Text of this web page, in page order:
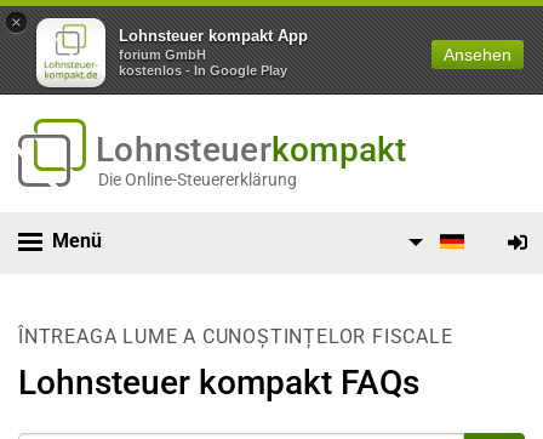
×
Lohnsteuer kompakt App
forium GmbH
kostenlos - In Google Play
Ansehen
Lohnsteuerkompakt
Die Online-Steuererklärung
Menü
ÎNTREAGA LUME A CUNOȘTINȚELOR FISCALE
Lohnsteuer kompakt FAQs